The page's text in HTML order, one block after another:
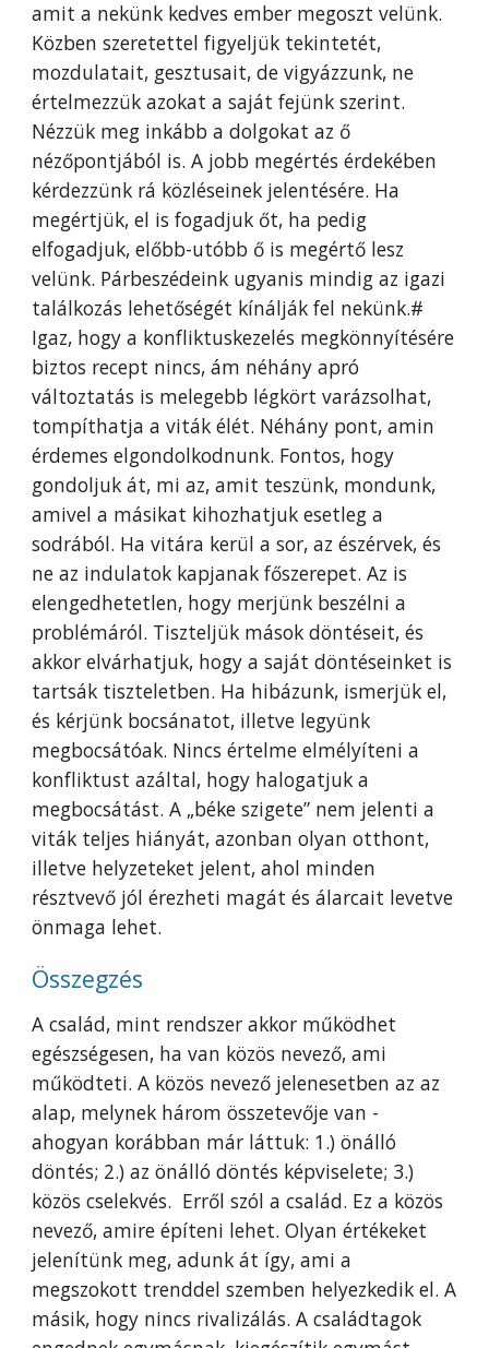
amit a nekünk kedves ember megoszt velünk.
Közben szeretettel figyeljük tekintetét,
mozdulatait, gesztusait, de vigyázzunk, ne
értelmezzük azokat a saját fejünk szerint.
Nézzük meg inkább a dolgokat az ő
nézőpontjából is. A jobb megértés érdekében
kérdezzünk rá közléseinek jelentésére. Ha
megértjük, el is fogadjuk őt, ha pedig
elfogadjuk, előbb-utóbb ő is megértő lesz
velünk. Párbeszédeink ugyanis mindig az igazi
találkozás lehetőségét kínálják fel nekünk.#
Igaz, hogy a konfliktuskezelés megkönnyítésére
biztos recept nincs, ám néhány apró
változtatás is melegebb légkört varázsolhat,
tompíthatja a viták élét. Néhány pont, amin
érdemes elgondolkodnunk. Fontos, hogy
gondoljuk át, mi az, amit teszünk, mondunk,
amivel a másikat kihozhatjuk esetleg a
sodrából. Ha vitára kerül a sor, az észérvek, és
ne az indulatok kapjanak főszerepet. Az is
elengedhetetlen, hogy merjünk beszélni a
problémáról. Tiszteljük mások döntéseit, és
akkor elvárhatjuk, hogy a saját döntéseinket is
tartsák tiszteletben. Ha hibázunk, ismerjük el,
és kérjünk bocsánatot, illetve legyünk
megbocsátóak. Nincs értelme elmélyíteni a
konfliktust azáltal, hogy halogatjuk a
megbocsátást. A „béke szigete” nem jelenti a
viták teljes hiányát, azonban olyan otthont,
illetve helyzeteket jelent, ahol minden
résztvevő jól érezheti magát és álarcait levetve
önmaga lehet.
Összegzés
A család, mint rendszer akkor működhet
egészségesen, ha van közös nevező, ami
működteti. A közös nevező jelenesetben az az
alap, melynek három összetevője van -
ahogyan korábban már láttuk: 1.) önálló
döntés; 2.) az önálló döntés képviselete; 3.)
közös cselekvés. Erről szól a család. Ez a közös
nevező, amire építeni lehet. Olyan értékeket
jelenítünk meg, adunk át így, ami a
megszokott trenddel szemben helyezkedik el. A
másik, hogy nincs rivalizálás. A családtagok